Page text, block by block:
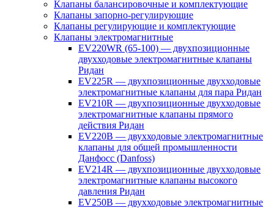
Клапаны балансировочные и комплектующие
Клапаны запорно-регулирующие
Клапаны регулирующие и комплектующие
Клапаны электромагнитные
EV220WR (65-100) — двухпозиционные
двухходовые электромагнитные клапаны
Ридан
EV225R — двухпозиционные двухходовые
электромагнитные клапаны для пара Ридан
EV210R — двухпозиционные двухходовые
электромагнитные клапаны прямого
действия Ридан
EV220B — двухходовые электромагнитные
клапаны для общей промышленности
Данфосс (Danfoss)
EV214R — двухпозиционные двухходовые
электромагнитные клапаны высокого
давления Ридан
EV250B — двухходовые электромагнитные